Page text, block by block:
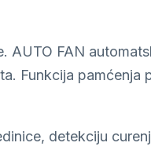
FAN
Funkcija pamćenja
detekciju